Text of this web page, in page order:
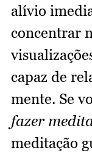
alívio
concentrar
capaz de
mente. Se
fazer
meditação